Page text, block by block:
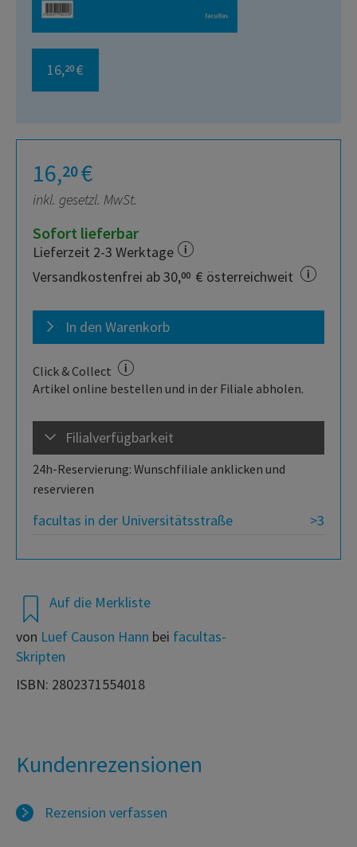
16,20 €
16,20€
inkl. gesetzl. MwSt.
Sofort lieferbar
Lieferzeit 2-3 Werktage
Versandkostenfrei ab 30,00 € österreichweit
In den Warenkorb
Click & Collect
Artikel online bestellen und in der Filiale abholen.
Filialverfügbarkeit
24h-Reservierung: Wunschfiliale anklicken und
reservieren
>3
facultas in der Universitätsstraße
Auf die Merkliste
von Luef Causon Hann bei facultas-
Skripten
ISBN: 2802371554018
Kundenrezensionen
Rezension verfassen